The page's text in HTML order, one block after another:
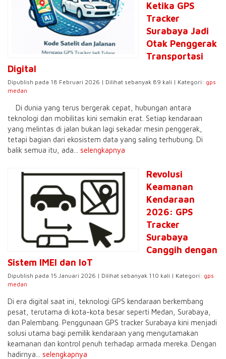
Ketika GPS
Tracker
Surabaya Jadi
Otak Penggerak
Transportasi
Digital
Dipublish pada 18 Februari 2026 | Dilihat sebanyak 89 kali | Kategori: gps
medan
Di dunia yang terus bergerak cepat, hubungan antara
teknologi dan mobilitas kini semakin erat. Setiap kendaraan
yang melintas di jalan bukan lagi sekadar mesin penggerak,
tetapi bagian dari ekosistem data yang saling terhubung. Di
balik semua itu, ada... selengkapnya
Revolusi
Keamanan
Kendaraan
2026: GPS
Tracker
Surabaya
Canggih dengan
Sistem IMEI dan IoT
Dipublish pada 15 Januari 2026 | Dilihat sebanyak 110 kali | Kategori: gps
medan
Di era digital saat ini, teknologi GPS kendaraan berkembang
pesat, terutama di kota-kota besar seperti Medan, Surabaya,
dan Palembang. Penggunaan GPS tracker Surabaya kini menjadi
solusi utama bagi pemilik kendaraan yang mengutamakan
keamanan dan kontrol penuh terhadap armada mereka. Dengan
hadirnya... selengkapnya